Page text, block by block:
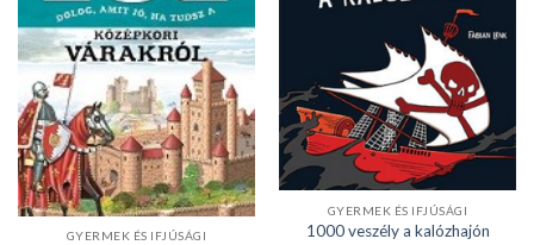
GYERMEK ÉS IFJÚSÁGI
GYERMEK ÉS IFJÚSÁGI
1000 veszély a kalózhajón